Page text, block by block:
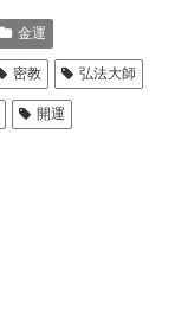
金運
密教 弘法大師
開運